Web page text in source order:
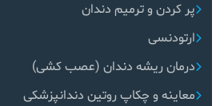
پر کردن و ترمیم دندان
ارتودنسی
درمان ریشه دندان (عصب کشی)
معاینه و چکاپ روتین دندانپزشکی